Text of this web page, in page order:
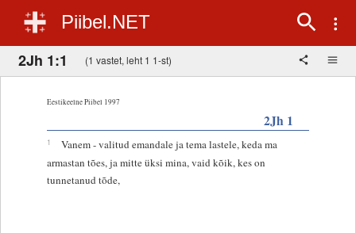
Piibel.NET
2Jh 1:1 (1 vastet, leht 1 1-st)
Eestikeelne Piibel 1997
2Jh 1
1
Vanem - valitud emandale ja tema lastele, keda ma
armastan tões, ja mitte üksi mina, vaid kõik, kes on
tunnetanud tõde,